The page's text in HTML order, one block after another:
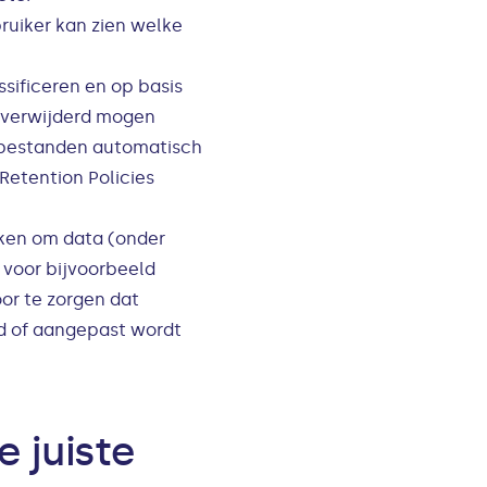
kan zien welke
en op basis
mogen
automatisch
Policies
om data (onder
bijvoorbeeld
te zorgen dat
of aangepast wordt
juiste